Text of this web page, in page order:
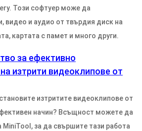
Този софтуер може да
видео и аудио от твърдия диск на
картата с памет и много други.
за ефективно
изтрити видеоклипове от
изтритите видеоклипове от
начин? Всъщност можете да
MiniTool, за да свършите тази работа